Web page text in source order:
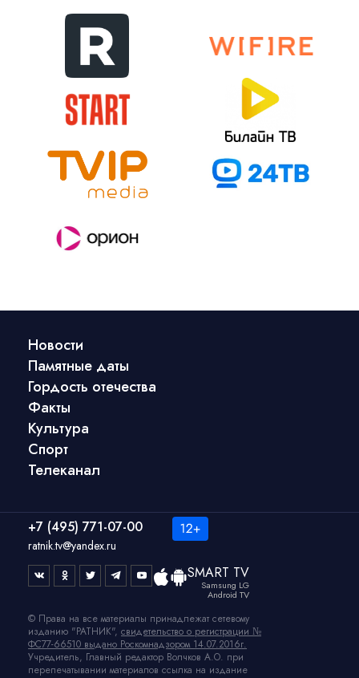
Новости
Памятные даты
Гордость отечества
Факты
Культура
Спорт
Телеканал
+7 (495) 771-07-00
ratnik.tv@yandex.ru
SMART TV
Samsung LG
Android TV
© Права на все материалы принадлежат сетевому
изданию "РАТНИК", свидетельство о регистрации №
ФС77-66510 выдано Роскомнадзором 14.07.2016г.
Учредитель, Главный редактор Волчков А.О. при
перепечатывании материалов ссылка на издание